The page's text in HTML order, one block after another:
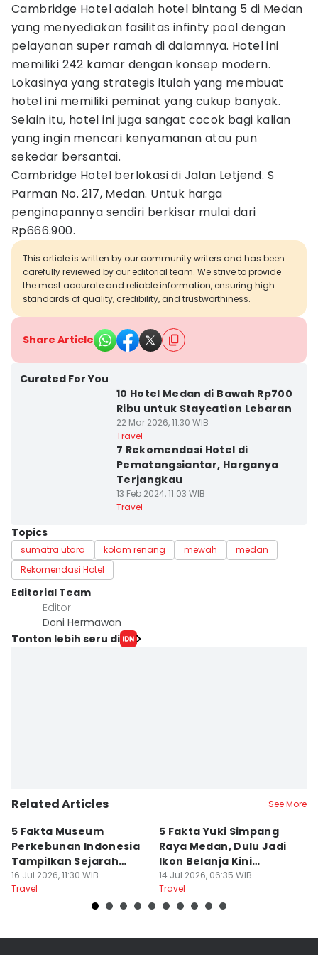
Cambridge Hotel adalah hotel bintang 5 di Medan
yang menyediakan fasilitas infinty pool dengan
pelayanan super ramah di dalamnya. Hotel ini
memiliki 242 kamar dengan konsep modern.
Lokasinya yang strategis itulah yang membuat
hotel ini memiliki peminat yang cukup banyak.
Selain itu, hotel ini juga sangat cocok bagi kalian
yang ingin mencari kenyamanan atau pun
sekedar bersantai.
Cambridge Hotel berlokasi di Jalan Letjend. S
Parman No. 217, Medan. Untuk harga
penginapannya sendiri berkisar mulai dari
Rp666.900.
This article is written by our community writers and has been
carefully reviewed by our editorial team. We strive to provide
the most accurate and reliable information, ensuring high
standards of quality, credibility, and trustworthiness.
Share Article
Curated For You
10 Hotel Medan di Bawah Rp700
Ribu untuk Staycation Lebaran
22 Mar 2026, 11:30 WIB
Travel
7 Rekomendasi Hotel di
Pematangsiantar, Harganya
Terjangkau
13 Feb 2024, 11:03 WIB
Travel
Topics
sumatra utara kolam renang mewah
medan
Rekomendasi Hotel
Editorial Team
Editor
Doni Hermawan
Tonton lebih seru di
Related Articles See More
5 Fakta Museum
Perkebunan Indonesia
Tampilkan Sejarah
Tanah Deli
16 Jul 2026, 11:30 WIB
Travel
5 Fakta Yuki Simpang
Raya Medan, Dulu Jadi
Ikon Belanja Kini
Ditinggalkan
14 Jul 2026, 06:35 WIB
Travel